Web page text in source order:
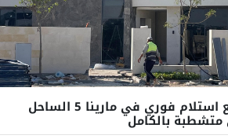
فيلا للبيع استلام فوري في مارينا 5 الساحل
متشطبة بالكامل